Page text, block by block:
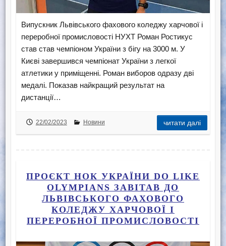
Випускник Львівського фахового коледжу харчової і
переробної промисловості НУХТ Роман Ростикус
став став чемпіоном України з бігу на 3000 м. У
Києві завершився чемпіонат України з легкої
атлетики у приміщенні. Роман виборов одразу дві
медалі. Показав найкращий результат на
дистанції…
22/02/2023 Новини читати далі
ПРОЄКТ НОК УКРАЇНИ DO LIKE
OLYMPIANS ЗАВІТАВ ДО
ЛЬВІВСЬКОГО ФАХОВОГО
КОЛЕДЖУ ХАРЧОВОЇ І
ПЕРЕРОБНОЇ ПРОМИСЛОВОСТІ